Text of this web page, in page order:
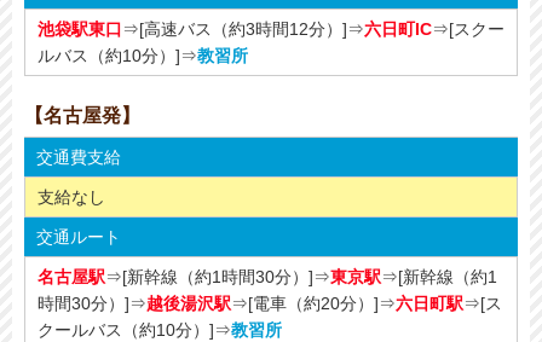
池袋駅東口 ⇒[高速バス（約3時間12分）]⇒六日町IC⇒[スクー
ルバス（約10分）]⇒教習所
【名古屋発】
交通費支給
支給なし
交通ルート
名古屋駅⇒[新幹線（約1時間30分）]⇒東京駅⇒[新幹線（約1
時間30分）]⇒越後湯沢駅⇒[電車（約20分）]⇒六日町駅⇒[ス
クールバス（約10分）]⇒教習所